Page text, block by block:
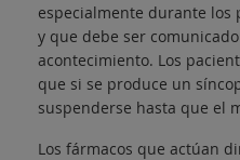
especialmente durante los
y que debe ser
acontecimiento. Los
que si se produce un
suspenderse hasta que el
Los fármacos que actúan